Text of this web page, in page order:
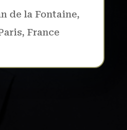
de la Fontaine,
France